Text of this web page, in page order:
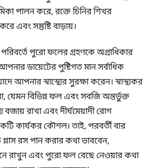
পালন করে, রক্তে চিনির শিখর
এবং সন্তুষ্টি বাড়ায়।
পুরো ফলের গ্রহণকে অগ্রাধিকার
ডায়েটের পুষ্টিগত মান সর্বাধিক
আপনার স্বাস্থ্যের সুরক্ষা করেন। স্বাস্থ্যকর
যেমন বিভিন্ন ফল এবং সবজি অন্তর্ভুক্ত
বজায় রাখা এবং দীর্ঘমেয়াদী রোগ
কার্যকর কৌশল। তাই, পরবর্তী বার
রস পান করার কথা ভাববেন,
রাখুন এবং পুরো ফল বেছে নেওয়ার কথা